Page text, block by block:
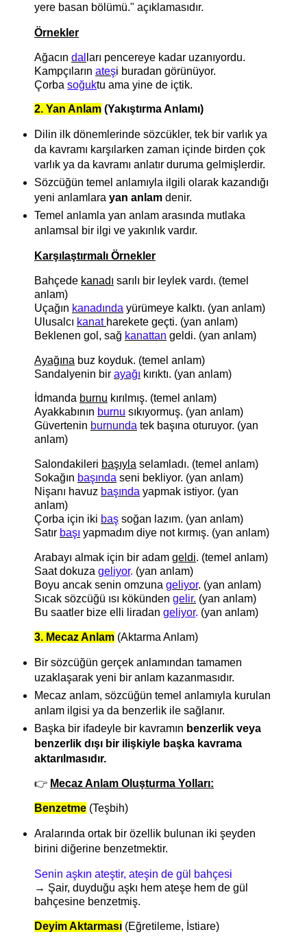
yere basan bölümü." açıklamasıdır.
Örnekler
Ağacın dal ları pencereye kadar uzanıyordu.
Kampçıların ateşi buradan görünüyor.
Çorba soğuktu ama yine de içtik.
2. Yan Anlam (Yakıştırma Anlamı)
Dilin ilk dönemlerinde sözcükler, tek bir varlık ya
da kavramı karşılarken zaman içinde birden çok
varlık ya da kavramı anlatır duruma gelmişlerdir.
Sözcüğün temel anlamıyla ilgili olarak kazandığı
yeni anlamlara yan anlamdenir.
Temel anlamla yan anlam arasında mutlaka
anlamsal bir ilgi ve yakınlık vardır.
Karşılaştırmalı Örnekler
Bahçede kanadı sarılı bir leylek vardı. (temel
anlam)
Uçağın kanadında yürümeye kalktı. (yan anlam)
Ulusalcı kanat harekete geçti. (yan anlam)
Beklenen gol, sağ kanattan geldi. (yan anlam)
Ayağına buz koyduk. (temel anlam)
Sandalyenin bir ayağı kırıktı. (yan anlam)
İdmanda burnu kırılmış. (temel anlam)
Ayakkabının burnu sıkıyormuş. (yan anlam)
Güvertenin burnunda tek başına oturuyor. (yan
anlam)
Salondakileri başıyla selamladı. (temel anlam)
Sokağın başında seni bekliyor. (yan anlam)
Nişanı havuz başında yapmak istiyor. (yan
anlam)
Çorba için iki baş soğan lazım. (yan anlam)
Satır başı yapmadım diye not kırmış. (yan anlam)
Arabayı almak için bir adam geldi. (temel anlam)
Saat dokuza geliyor. (yan anlam)
Boyu ancak senin omzuna geliyor. (yan anlam)
Sıcak sözcüğü ısı kökünden gelir. (yan anlam)
Bu saatler bize elli liradan geliyor. (yan anlam)
3. Mecaz Anlam (Aktarma Anlam)
Bir sözcüğün gerçek anlamından tamamen
uzaklaşarak yeni bir anlam kazanmasıdır.
Mecaz anlam, sözcüğün temel anlamıyla kurulan
anlam ilgisi ya da benzerlik ile sağlanır.
Başka bir ifadeyle bir kavramın benzerlik veya
benzerlik dışı bir ilişkiyle başka kavrama
aktarılmasıdır.
👉 Mecaz Anlam Oluşturma Yolları:
Benzetme (Teşbih)
Aralarında ortak bir özellik bulunan iki şeyden
birini diğerine benzetmektir.
Senin aşkın ateştir, ateşin de gül bahçesi
→ Şair, duyduğu aşkı hem ateşe hem de gül
bahçesine benzetmiş.
Deyim Aktarması (Eğretileme, İstiare)